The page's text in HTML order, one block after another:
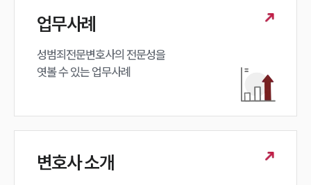
업무사례
성범죄전문변호사의 전문성을
엿볼 수 있는 업무사례
변호사 소개